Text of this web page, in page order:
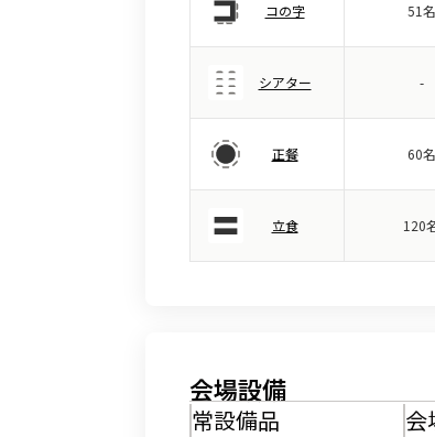
コの字 51名
シアター -
正餐 60名
立食 120
会場設備
常設備品 会